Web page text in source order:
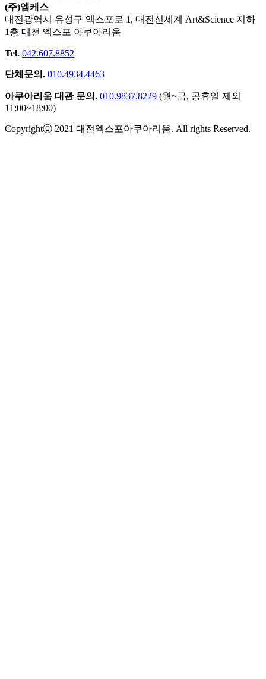
(주)엠케스
대전광역시 유성구 엑스포로 1, 대전신세계 Art&Science 지하
1층 대전 엑스포 아쿠아리움
Tel. 042.607.8852
단체문의. 010.4934.4463
아쿠아리움 대관 문의. 010.9837.8229 (월~금, 공휴일 제외
11:00~18:00)
Copyrightⓒ 2021 대전엑스포아쿠아리움. All rights Reserved.